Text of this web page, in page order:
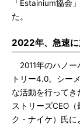
「Estainium協会
た。
2022年、急速
2011年のハノー
トリー4.0。シー
な活動を行って
ストリーズCEO
ク・ナイケ）氏